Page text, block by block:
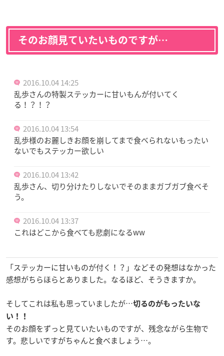
そのお顔見ていたいものですが…
2016.10.04 14:25
乱歩さんの特製ステッカーに甘いもんが付いてく
る！？！？
2016.10.04 13:54
乱歩様のお麗しきお顔を崩してまで食べられないもったい
ないでもステッカー欲しい
2016.10.04 13:42
乱歩さん、切り分けたりしないでそのままガブガブ食べそ
う。
2016.10.04 13:37
これはどこから食べても悲劇になるww
「ステッカーに甘いものが付く！？」などその発想はなかった
感想がちらほらとありました。なるほど、そうきますか。
そしてこれは私も思っていましたが…切るのがもったいな
い！！
そのお顔をずっと見ていたいものですが、残念ながら生物で
す。悲しいですがちゃんと食べましょう…。